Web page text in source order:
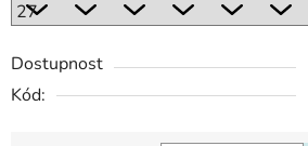
Dostupnost
Kód: